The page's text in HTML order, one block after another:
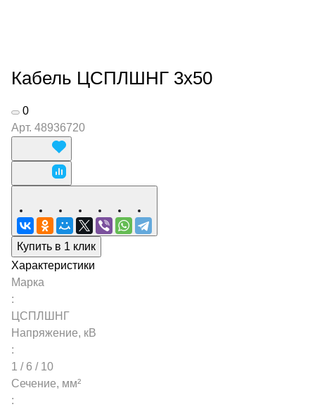
Кабель ЦСПЛШНГ 3х50
0
Арт. 48936720
Купить в 1 клик
Характеристики
Марка
:
ЦСПЛШНГ
Напряжение, кВ
:
1 / 6 / 10
Сечение, мм²
: